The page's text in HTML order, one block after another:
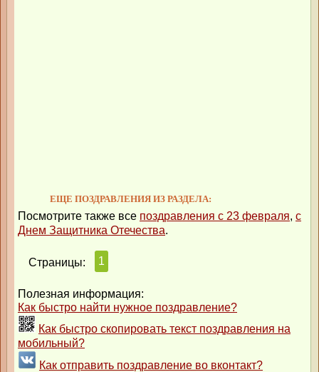
ЕЩЕ ПОЗДРАВЛЕНИЯ ИЗ РАЗДЕЛА:
Посмотрите также все поздравления с 23 февраля, с
Днем Защитника Отечества.
Страницы: 1
Полезная информация:
Как быстро найти нужное поздравление?
Как быстро скопировать текст поздравления на
мобильный?
Как отправить поздравление во вконтакт?